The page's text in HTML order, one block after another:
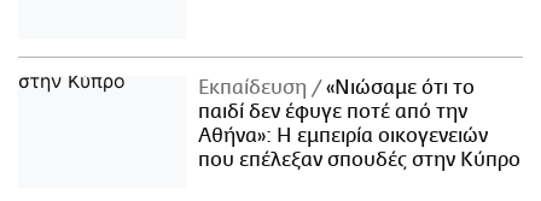
Εκπαίδευση
«Νιώσαμε ότι το
παιδί δεν έφυγε ποτέ από την
Αθήνα»: Η εμπειρία οικογενειών
που επέλεξαν σπουδές στην Κύπρο